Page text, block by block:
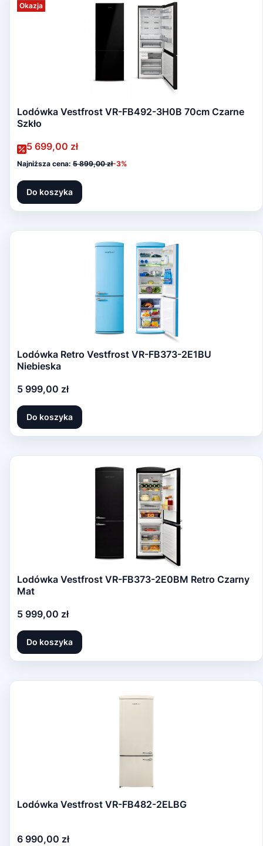
Okazja
Lodówka Vestfrost VR-FB492-3H0B 70cm Czarne
Szkło
Cena promocyjna
5 699,00 zł
Najniższa cena: 5 899,00 zł-3%
Do koszyka
Lodówka Retro Vestfrost VR-FB373-2E1BU
Niebieska
Cena
5 999,00 zł
Do koszyka
Lodówka Vestfrost VR-FB373-2E0BM Retro Czarny
Mat
Cena
5 999,00 zł
Do koszyka
Lodówka Vestfrost VR-FB482-2ELBG
Cena
6 990,00 zł